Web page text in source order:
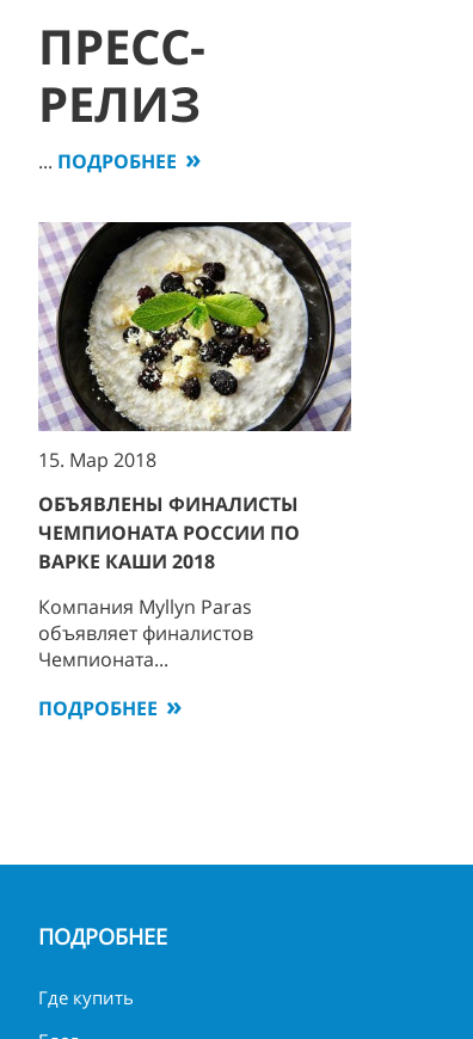
ПРЕСС-
РЕЛИЗ
... ПОДРОБНЕЕ
15. Мар 2018
ОБЪЯВЛЕНЫ ФИНАЛИСТЫ
ЧЕМПИОНАТА РОССИИ ПО
ВАРКЕ КАШИ 2018
Компания Myllyn Paras
объявляет финалистов
Чемпионата...
ПОДРОБНЕЕ
ПОДРОБНЕЕ
Где купить